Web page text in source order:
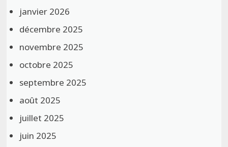
janvier 2026
décembre 2025
novembre 2025
octobre 2025
septembre 2025
août 2025
juillet 2025
juin 2025